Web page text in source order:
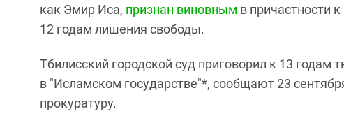
как Эмир Иса, признан виновным в причастности
12 годам лишения свободы.
Тбилисский городской суд приговорил к 13
в "Исламском государстве"*, сообщают 23
прокуратуру.